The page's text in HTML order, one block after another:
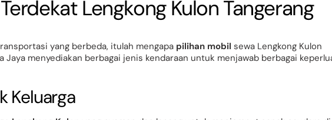
yang berbeda, itulah mengapa pilihan mobil sewa Lengkong Kulon
Jaya menyediakan berbagai jenis kendaraan untuk menjawab berbagai
Keluarga